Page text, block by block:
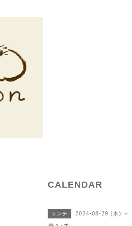
CALENDAR
ランチ 2024-08-29 (木) ～